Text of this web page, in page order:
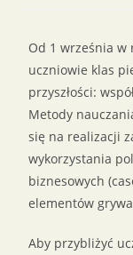
Od 1 września w
uczniowie klas
przyszłości:
Metody
się na realizacji
wykorzystania
biznesowych
elementów
Aby przybliżyć